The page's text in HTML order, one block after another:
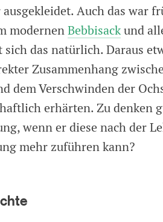
Auch das war
modernenBebbisackund
sich das natürlich. Daraus
Zusammenhang
dem Verschwinden der
erhärten. Zu denken
wenn er diese nach der
mehr zuführen kann?